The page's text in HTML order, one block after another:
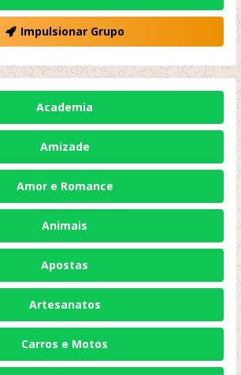
Impulsionar Grupo
Academia
Amizade
Amor e Romance
Animais
Apostas
Artesanatos
Carros e Motos